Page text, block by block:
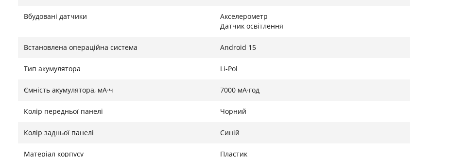
Вбудовані датчики
Акселерометр
Датчик освітлення
Встановлена ​​операційна система Android 15
Тип акумулятора Li-Pol
Ємність акумулятора, мА·ч 7000 мА·год
Колір передньої панелі Чорний
Колір задньої панелі Синій
Матеріал корпусу Пластик